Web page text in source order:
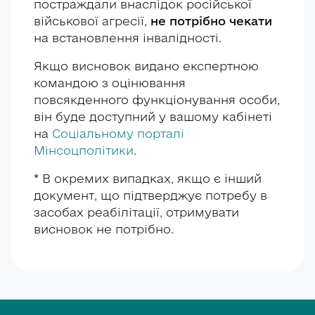
активні крісла колісні;
багатофункціональні крісла
крісла колісні з електроприводом;
електроскутери;
дорожні крісла колісні;
триколісні велосипеди
підйомники пересувні,
постраждали внаслідок російської
військової агресії, не потрібно чекати
на встановлення інвалідності.
Якщо висновок видано експертною
командою з оцінювання
повсякденного функціонування особи,
він буде доступний у вашому кабінеті
на Соціальному порталі
Мінсоцполітики.
* В окремих випадках, якщо є інший
документ, що підтверджує потребу в
засобах реабілітації, отримувати
висновок не потрібно.
територіальної громади;
селищної, міської ради.
виріб).